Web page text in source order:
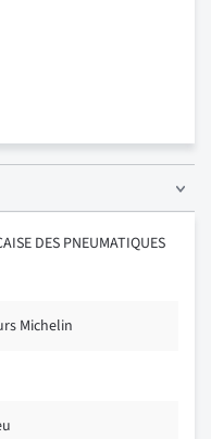
DES PNEUMATIQUES
Michelin